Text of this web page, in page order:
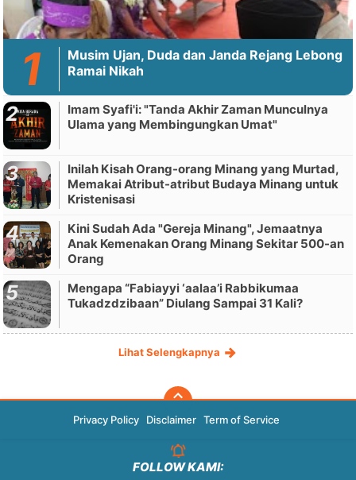
Musim Ujan, Duda dan Janda Rejang Lebong
Ramai Nikah
Imam Syafi'i: "Tanda Akhir Zaman Munculnya
Ulama yang Membingungkan Umat"
Inilah Kisah Orang-orang Minang yang Murtad,
Memakai Atribut-atribut Budaya Minang untuk
Kristenisasi
Kini Sudah Ada "Gereja Minang", Jemaatnya
Anak Kemenakan Orang Minang Sekitar 500-an
Orang
Mengapa “Fabiayyi ‘aalaa’i Rabbikumaa
Tukadzdzibaan” Diulang Sampai 31 Kali?
Lihat Selengkapnya
Privacy Policy Disclaimer Term of Service
FOLLOW KAMI: